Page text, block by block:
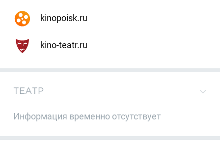
kinopoisk.ru
kino-teatr.ru
ТЕАТР
Информация временно отсутствует